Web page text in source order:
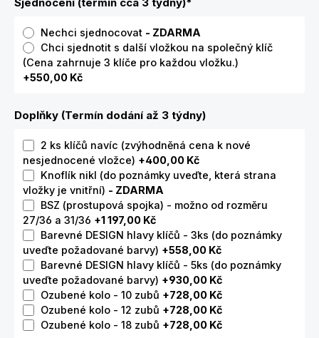
Nechci sjednocovat - ZDARMA
Chci sjednotit s další vložkou na společný klíč
(Cena zahrnuje 3 klíče pro každou vložku.)
+550,00 Kč
Doplňky (Termín dodání až 3 týdny)
2 ks klíčů navíc (zvýhodněná cena k nové
nesjednocené vložce) +400,00 Kč
Knoflík nikl (do poznámky uveďte, která strana
vložky je vnitřní) - ZDARMA
BSZ (prostupová spojka) - možno od rozměru
27/36 a 31/36 +1 197,00 Kč
Barevné DESIGN hlavy klíčů - 3ks (do poznámky
uveďte požadované barvy) +558,00 Kč
Barevné DESIGN hlavy klíčů - 5ks (do poznámky
uveďte požadované barvy) +930,00 Kč
Ozubené kolo - 10 zubů +728,00 Kč
Ozubené kolo - 12 zubů +728,00 Kč
Ozubené kolo - 18 zubů +728,00 Kč